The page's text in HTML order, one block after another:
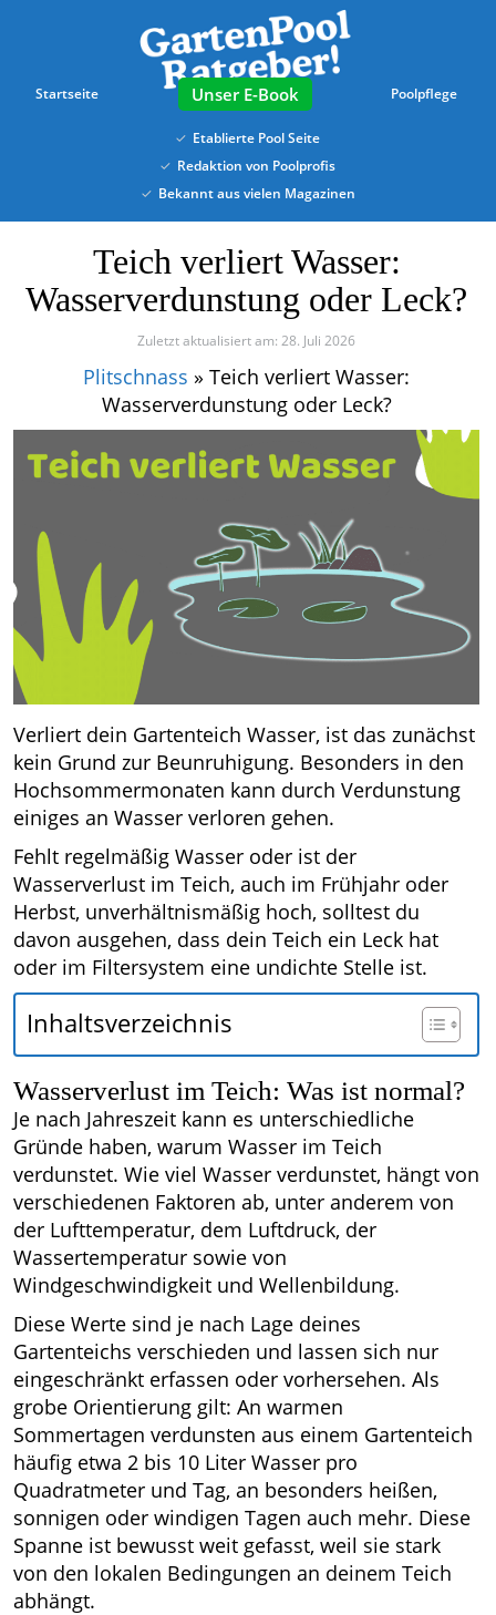
content
Startseite Poolpflege
E-Book
Etablierte Pool Seite
Redaktion von Poolprofis
Bekannt aus vielen Magazinen
Teich verliert Wasser:
Wasserverdunstung oder Leck?
Zuletzt aktualisiert am: 28. Juli 2026
Plitschnass » Teich verliert Wasser:
Wasserverdunstung oder Leck?
Verliert dein Gartenteich Wasser, ist das zunächst
kein Grund zur Beunruhigung. Besonders in den
Hochsommermonaten kann durch Verdunstung
einiges an Wasser verloren gehen.
Fehlt regelmäßig Wasser oder ist der
Wasserverlust im Teich, auch im Frühjahr oder
Herbst, unverhältnismäßig hoch, solltest du
davon ausgehen, dass dein Teich ein Leck hat
oder im Filtersystem eine undichte Stelle ist.
Inhaltsverzeichnis
Wasserverlust im Teich: Was ist normal?
Je nach Jahreszeit kann es unterschiedliche
Gründe haben, warum Wasser im Teich
verdunstet. Wie viel Wasser verdunstet, hängt von
verschiedenen Faktoren ab, unter anderem von
der Lufttemperatur, dem Luftdruck, der
Wassertemperatur sowie von
Windgeschwindigkeit und Wellenbildung.
Diese Werte sind je nach Lage deines
Gartenteichs verschieden und lassen sich nur
eingeschränkt erfassen oder vorhersehen. Als
grobe Orientierung gilt: An warmen
Sommertagen verdunsten aus einem Gartenteich
häufig etwa 2 bis 10 Liter Wasser pro
Quadratmeter und Tag, an besonders heißen,
sonnigen oder windigen Tagen auch mehr. Diese
Spanne ist bewusst weit gefasst, weil sie stark
von den lokalen Bedingungen an deinem Teich
abhängt.